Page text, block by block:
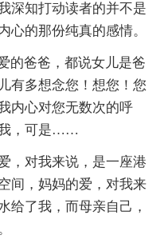
深知打动读者的并不是
心的那份纯真的感情。
爸爸，都说女儿是爸
有多想念您！想您！您
内心对您无数次的呼
我，可是……
对我来说，是一座港
间，妈妈的爱，对我来
给了我，而母亲自己，